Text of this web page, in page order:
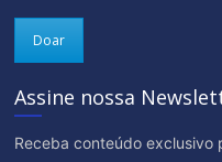
Doar
Assine nossa
Receba conteúdo exclusivo